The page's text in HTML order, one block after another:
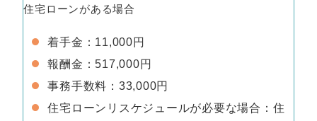
住宅ローンがある場合
着手金：11,000円
報酬金：517,000円
事務手数料：33,000円
住宅ローンリスケジュールが必要な場合：住